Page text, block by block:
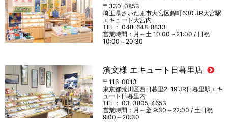
〒330-0853
埼玉県さいたま市大宮区錦町630 JR大宮駅
エキュート大宮内
TEL： 048-648-8833
営業時間：月～土 10:00～21:00 / 日祝
10:00～20:30
濱文様 エキュート日暮里店
〒116-0013
東京都荒川区西日暮里2-19 JR日暮里駅エキ
ュート日暮里内
TEL： 03-3805-4653
営業時間：月～金 9:30～22:00 / 土日祝
9:00～20:30